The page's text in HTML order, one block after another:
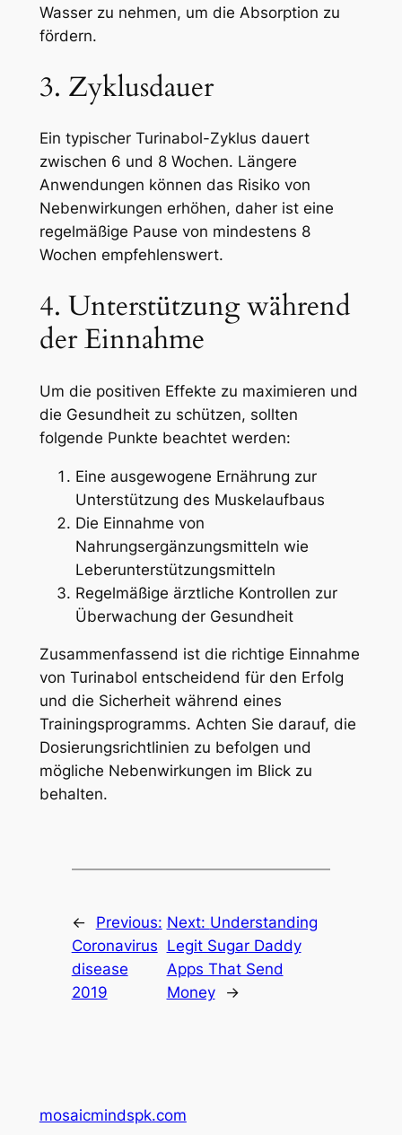
Wasser zu nehmen, um die Absorption zu
fördern.
3. Zyklusdauer
Ein typischer Turinabol-Zyklus dauert
zwischen 6 und 8 Wochen. Längere
Anwendungen können das Risiko von
Nebenwirkungen erhöhen, daher ist eine
regelmäßige Pause von mindestens 8
Wochen empfehlenswert.
4. Unterstützung während
der Einnahme
Um die positiven Effekte zu maximieren und
die Gesundheit zu schützen, sollten
folgende Punkte beachtet werden:
Eine ausgewogene Ernährung zur
Unterstützung des Muskelaufbaus
Die Einnahme von
Nahrungsergänzungsmitteln wie
Leberunterstützungsmitteln
Regelmäßige ärztliche Kontrollen zur
Überwachung der Gesundheit
Zusammenfassend ist die richtige Einnahme
von Turinabol entscheidend für den Erfolg
und die Sicherheit während eines
Trainingsprogramms. Achten Sie darauf, die
Dosierungsrichtlinien zu befolgen und
mögliche Nebenwirkungen im Blick zu
behalten.
←
Previous:
Coronavirus
disease
2019
Next: Understanding
Legit Sugar Daddy
Apps That Send
Money
→
mosaicmindspk.com